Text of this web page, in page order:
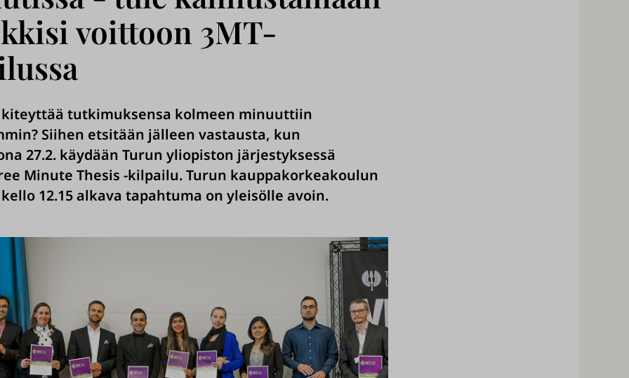
voittoon 3MT-
kiteyttää tutkimuksensa kolmeen minuuttiin
Siihen etsitään jälleen vastausta, kun
27.2. käydään Turun yliopiston järjestyksessä
Minute Thesis -kilpailu. Turun kauppakorkeakoulun
kello 12.15 alkava tapahtuma on yleisölle avoin.